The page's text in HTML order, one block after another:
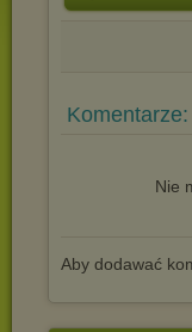
Komentarze:
Nie
Aby dodawać